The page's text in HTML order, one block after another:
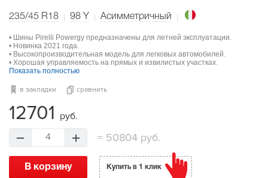
235/45 R18 98 Y Асимметричный
• Шины Pirelli Powergy предназначены для летней эксплуатации.
• Новинка 2021 года.
• Высокопроизводительная модель для легковых автомобилей.
• Хорошая управляемость на прямых и извилистых участках.
Показать полностью
в закладки сравнить
12701 руб.
4 = 50804 руб.
В корзину Купить в 1 клик